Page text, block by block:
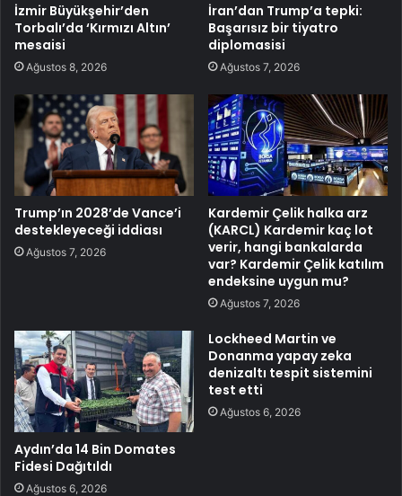
İzmir Büyükşehir’den
Torbalı’da ‘Kırmızı Altın’
mesaisi
Ağustos 8, 2026
İran’dan Trump’a tepki:
Başarısız bir tiyatro
diplomasisi
Ağustos 7, 2026
Trump’ın 2028’de Vance’i
destekleyeceği iddiası
Ağustos 7, 2026
Kardemir Çelik halka arz
(KARCL) Kardemir kaç lot
verir, hangi bankalarda
var? Kardemir Çelik katılım
endeksine uygun mu?
Ağustos 7, 2026
Aydın’da 14 Bin Domates
Fidesi Dağıtıldı
Ağustos 6, 2026
Lockheed Martin ve
Donanma yapay zeka
denizaltı tespit sistemini
test etti
Ağustos 6, 2026